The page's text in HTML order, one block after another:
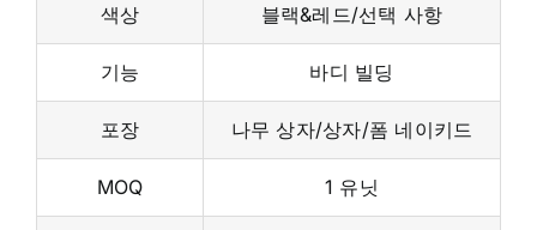
색상 블랙&레드/선택 사항
기능 바디 빌딩
포장 나무 상자/상자/폼 네이키드
MOQ 1 유닛